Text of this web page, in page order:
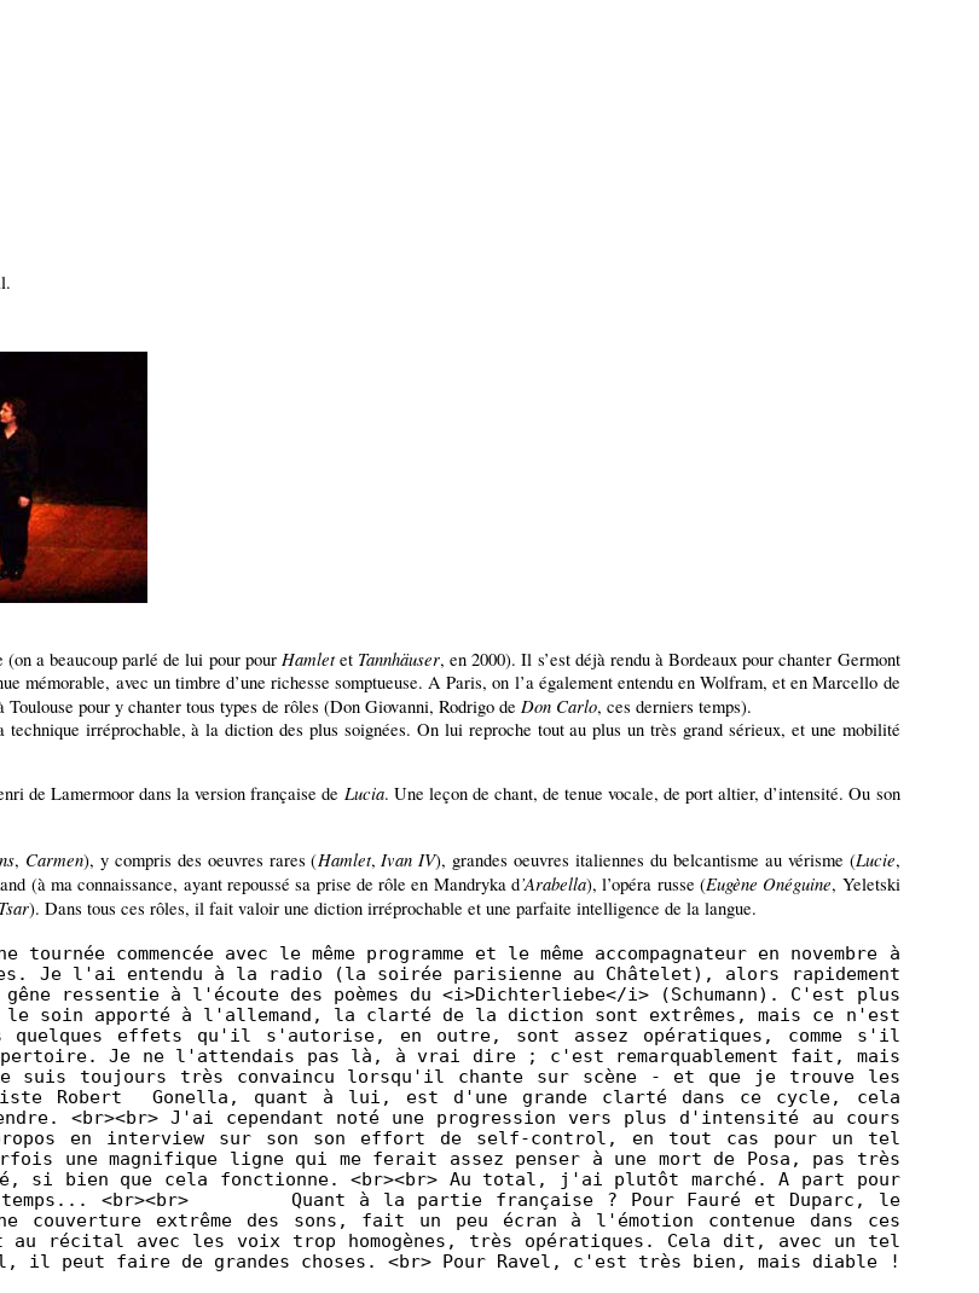
a beaucoup parlé de lui pour pour Hamletet Tannhäuser, en 2000). Il s’est déjà rendu à Bordeaux pour chanter Germont
mémorable, avec un timbre d’une richesse somptueuse. A Paris, on l’a également entendu en Wolfram, et en Marcello de
pour y chanter tous types de rôles (Don Giovanni, Rodrigo de Don Carlo, ces derniers temps).
irréprochable, à la diction des plus soignées. On lui reproche tout au plus un très grand sérieux, et une mobilité
de Lamermoor dans la version française de Lucia. Une leçon de chant, de tenue vocale, de port altier, d’intensité. Ou son
, Carmen), y compris des oeuvres rares (Hamlet,Ivan IV), grandes oeuvres italiennes du belcantisme au vérisme (Lucie,
(à ma connaissance, ayant repoussé sa prise de rôle en Mandryka d’Arabella), l’opéra russe (Eugène Onéguine, Yeletski
). Dans tous ces rôles, il fait valoir une diction irréprochable et une parfaite intelligence de la langue.
commencée avec le même programme et le même accompagnateur en novembre à
Je l'ai entendu à la radio (la soirée parisienne au Châtelet), alors rapidement
gêne ressentie à l'écoute des poèmes du <i>Dichterliebe</i> (Schumann). C'est plus
le soin apporté à l'allemand, la clarté de la diction sont extrêmes, mais ce n'est
quelques effets qu'il s'autorise, en outre, sont assez opératiques, comme s'il
Je ne l'attendais pas là, à vrai dire ; c'est remarquablement fait, mais
suis toujours très convaincu lorsqu'il chante sur scène - et que je trouve les
Robert Gonella, quant à lui, est d'une grande clarté dans ce cycle, cela
<br><br> J'ai cependant noté une progression vers plus d'intensité au cours
propos en interview sur son son effort de self-control, en tout cas pour un tel
une magnifique ligne qui me ferait assez penser à une mort de Posa, pas très
si bien que cela fonctionne. <br><br> Au total, j'ai plutôt marché. A part pour
temps... <br><br> Quant à la partie française ? Pour Fauré et Duparc, le
couverture extrême des sons, fait un peu écran à l'émotion contenue dans ces
au récital avec les voix trop homogènes, très opératiques. Cela dit, avec un tel
peut faire de grandes choses. <br> Pour Ravel, c'est très bien, mais diable !